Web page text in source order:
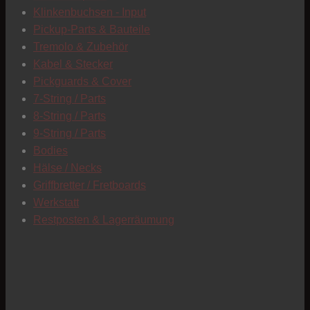
Klinkenbuchsen - Input
Pickup-Parts & Bauteile
Tremolo & Zubehör
Kabel & Stecker
Pickguards & Cover
7-String / Parts
8-String / Parts
9-String / Parts
Bodies
Hälse / Necks
Griffbretter / Fretboards
Werkstatt
Restposten & Lagerräumung